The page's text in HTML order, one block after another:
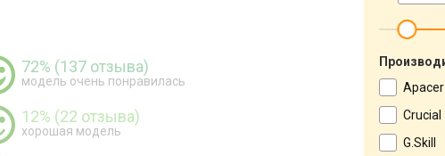
72% (137 отзыва)
модель очень понравилась
12% (22 отзыва)
хорошая модель
Apacer
Crucial
G.Skill